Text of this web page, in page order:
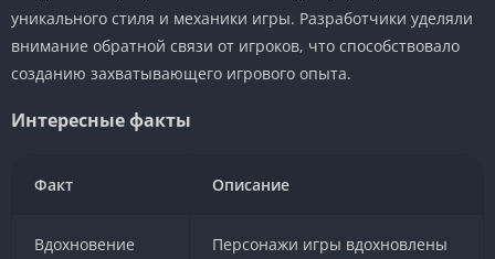
уникального стиля и механики игры. Разработчики уделяли
внимание обратной связи от игроков, что способствовало
созданию захватывающего игрового опыта.
Интересные факты
Факт Описание
Вдохновение
Персонажи игры вдохновлены